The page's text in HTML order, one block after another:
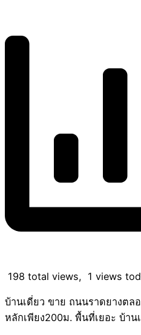
198 total views, 1 views
บ้านเดี่ยว ขาย ถนนราดยางตล
หลักเพียง200ม. พื้นที่เยอะ บ้าน